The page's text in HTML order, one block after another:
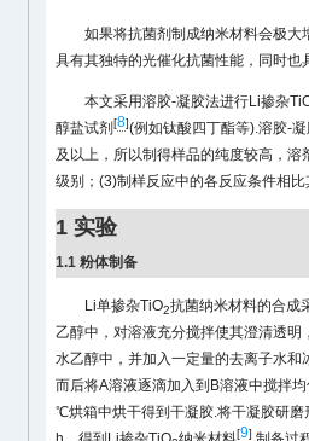
如果将抗菌剂制成纳米材料会极
具有其独特的光催化抗菌性能，同时
本文采用溶胶-凝胶法进行Li掺杂
醇盐试剂 [8](例如钛酸四丁酯等).溶胶-
及以上，所以制得样品的纯度较高，
级别；(3)制样反应中的各反应条件相
1 实验
1.1 粉体制备
Li单掺杂TiO2抗菌纳米材料的合成
乙醇中，对溶液充分搅拌使其澄清透
水乙醇中，并加入一定量的去离子水和
而后将A溶液逐滴加入到B溶液中搅拌
℃烘箱中烘干得到干凝胶.将干凝胶研
[9]